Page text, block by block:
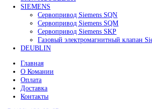
Коллаборативные-роботы FANUC
Робот Delta Fanuc
Редуктор Fanuc Робот
FESTO
Балонный цилиндр Festo
Renishaw Системы измерений
CMM Renishaw
Renishaw Калибровка
Renishaw Cтилусы